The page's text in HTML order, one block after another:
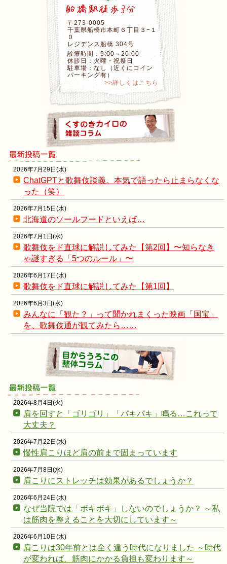
〒273-0005
千葉県船橋市本町６丁目３−１
０
レジデンス船橋 304号
診療時間：9:00～20:00
休診日：火曜・祝祭日
駐車場：なし（近くにコイン
パーキング有）
>>詳しくはこちら
2026年7月29日(水)
ChatGPTと歌舞伎談義。本気で語ったら止まらなくな
った（笑）
2026年7月15日(水)
北海道のソールフードといえば…
2026年7月1日(水)
歌舞伎をド直球に解説してみた【第2回】〜知らなき
ゃ謎すぎる「5つのルール」〜
2026年6月17日(水)
歌舞伎をド直球に解説してみた【第1回】
2026年6月3日(水)
みんなに「観た？」って聞かれまくった映画「国宝」
を、歌舞伎通が観てみたら……
2026年8月4日(火)
肩を回すと「ゴリゴリ」「パキパキ」鳴る…これって
大丈夫？
2026年7月22日(水)
慢性肩こりほど肩の前まで固まっています
2026年7月8日(水)
肩こりにストレッチは効果があるでしょうか？
2026年6月24日(水)
なぜ当院では「ボキボキ」しないのでしょうか？ ～私
は筋肉を整えることを大切にしています～
2026年6月10日(水)
肩こりは30年前とは全く違う時代になりました ～時代
が変われば、筋肉にかかる負担も変わります～